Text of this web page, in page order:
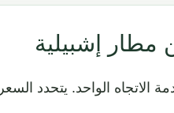
مطار إشبيلية
الاتجاه الواحد. يتحدد